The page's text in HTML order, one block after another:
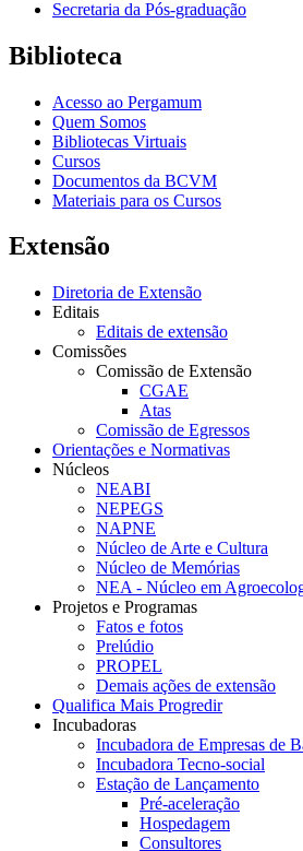
Secretaria da Pós-graduação
Biblioteca
Acesso ao Pergamum
Quem Somos
Bibliotecas Virtuais
Cursos
Documentos da BCVM
Materiais para os Cursos
Extensão
Diretoria de Extensão
Editais
Editais de extensão
Comissões
Comissão de Extensão
CGAE
Atas
Comissão de Egressos
Orientações e Normativas
Núcleos
NEABI
NEPEGS
NAPNE
Núcleo de Arte e Cultura
Núcleo de Memórias
NEA - Núcleo em
Projetos e Programas
Fatos e fotos
Prelúdio
PROPEL
Demais ações de extensão
Qualifica Mais Progredir
Incubadoras
Incubadora de Empresas de
Incubadora Tecno-social
Estação de Lançamento
Pré-aceleração
Hospedagem
Consultores